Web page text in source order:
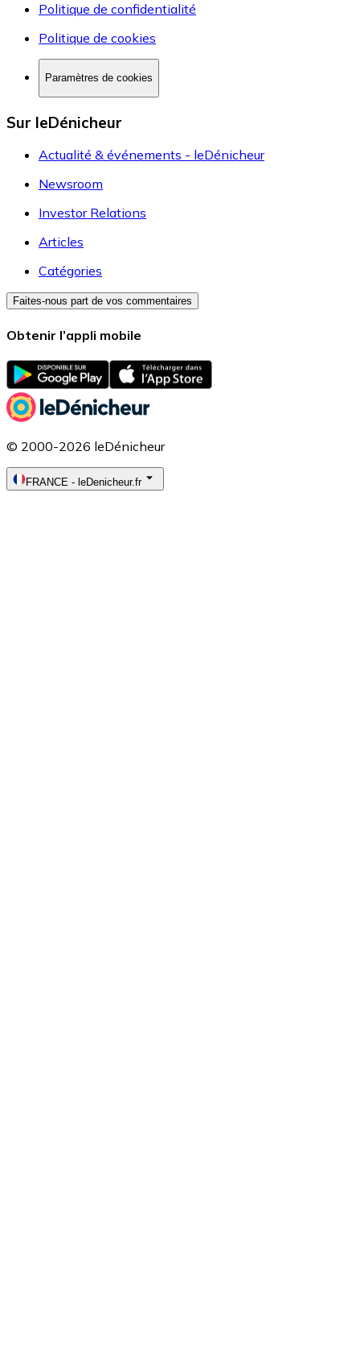
Politique de confidentialité
Politique de cookies
Paramètres de cookies
Sur leDénicheur
Actualité & événements - leDénicheur
Newsroom
Investor Relations
Articles
Catégories
Faites-nous part de vos commentaires
Obtenir l’appli mobile
© 2000-2026 leDénicheur
FRANCE - leDenicheur.fr